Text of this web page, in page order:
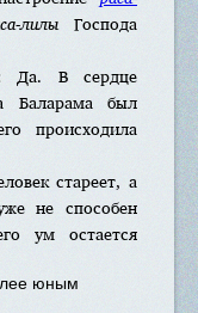
лилыГоспода
Да. В сердце
Баларама был
происходила
стареет, а
не способен
ум остается
юным